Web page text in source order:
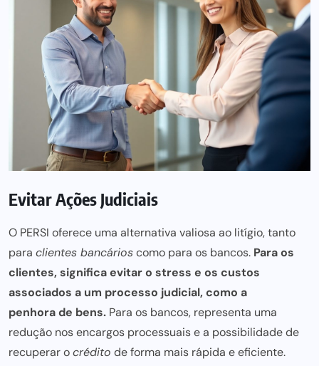
Evitar Ações Judiciais
O PERSI oferece uma alternativa valiosa ao litígio, tanto
para clientes bancárioscomo para os bancos. Para os
clientes, significa evitar o stress e os custos
associados a um processo judicial, como a
penhora de bens. Para os bancos, representa uma
redução nos encargos processuais e a possibilidade de
recuperar ocrédito de forma mais rápida e eficiente.